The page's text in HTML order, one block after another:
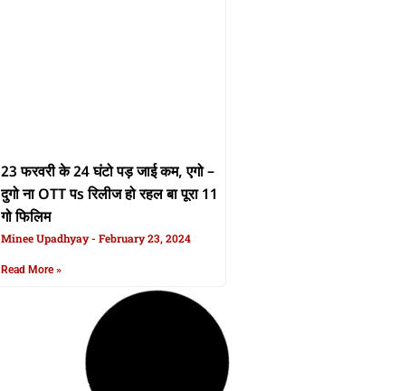
23 फरवरी के 24 घंटो पड़ जाई कम, एगो –
दुगो ना OTT पs रिलीज हो रहल बा पूरा 11
गो फिलिम
Minee Upadhyay February 23, 2024
Read More »